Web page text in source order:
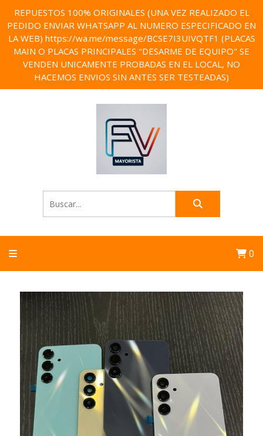
REPUESTOS 100% ORIGINALES (UNA VEZ REALIZADO EL
PEDIDO ENVIAR WHATSAPP AL NUMERO ESPECIFICADO EN
LA WEB) https://wa.me/message/BCSE7I3UIVQTF1 (PLACAS
MAIN O PLACAS PRINCIPALES "DESARME DE EQUIPO" SE
VENDEN UNICAMENTE PROBADAS EN EL LOCAL, NO
HACEMOS ENVIOS SIN ANTES SER TESTEADAS)
0